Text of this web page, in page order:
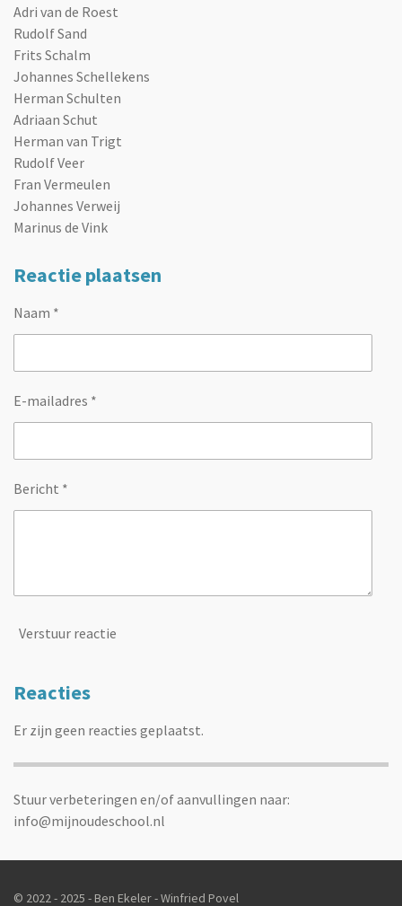
Adri van de Roest
Rudolf Sand
Frits Schalm
Johannes Schellekens
Herman Schulten
Adriaan Schut
Herman van Trigt
Rudolf Veer
Fran Vermeulen
Johannes Verweij
Marinus de Vink
Reactie plaatsen
Naam *
E-mailadres *
Bericht *
Verstuur reactie
Reacties
Er zijn geen reacties geplaatst.
Stuur verbeteringen en/of aanvullingen naar:
info@mijnoudeschool.nl
© 2022 - 2025 - Ben Ekeler - Winfried Povel